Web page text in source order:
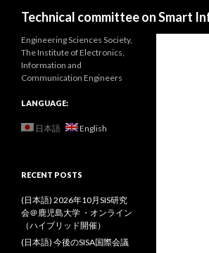
Technical committee on Smart
Engineering Sciences Society,
The Institute of Electronics,
Information and
Communication Engineers
LANGUAGE:
日本語 English
RECENT POSTS
(日本語) 2026年10月SIS研究
会＠鹿児島大学 ・オンライン
（ハイブリッド開催）
(日本語) 今後のSISA国際会議